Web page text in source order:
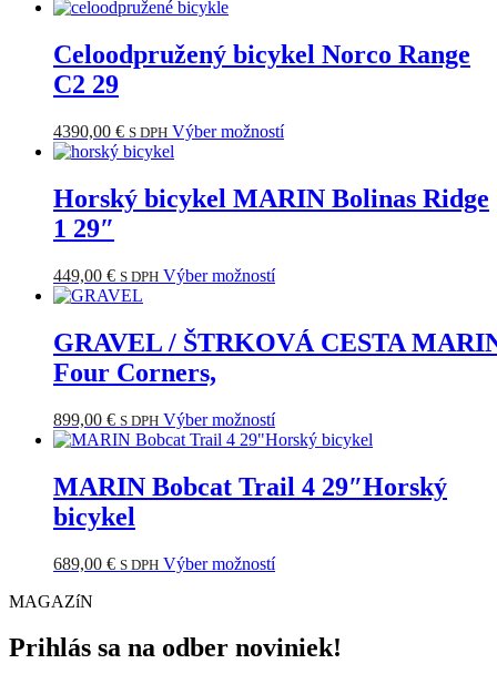
Celoodpružený bicykel Norco Range
C2 29
4390,00 € S DPH Výber možnostíTento
viacero
variantov.
stránke
produktu.
Horský bicykel MARIN Bolinas Ridge
1 29″
449,00 € S DPH Výber možnostíTento
viacero
variantov.
môžete
vybrať
na
stránke
produktu.
GRAVEL / ŠTRKOVÁ CESTA
Four Corners,
899,00 € S DPH Výber možnostíTento
produkt
viacero
variantov.
môžete
vybrať
produktu.
MARIN Bobcat Trail 4 29″Horský
bicykel
689,00 € S DPH Výber možnostíTento
variantov.
Možnosti
MAGAZíN
Prihlás sa na odber noviniek!